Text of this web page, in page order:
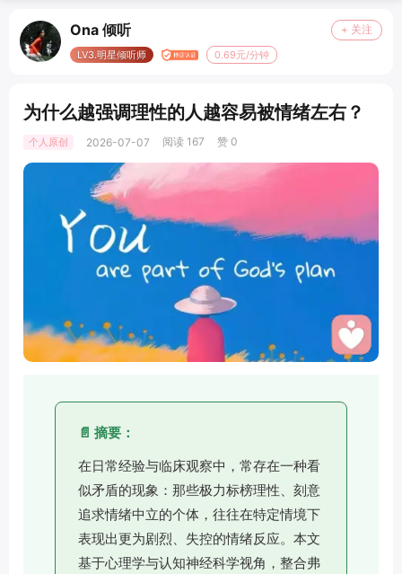
Ona 倾听 + 关注
LV3.明星倾听师 0.69元/分钟
为什么越强调理性的人越容易被情绪左右？
个人原创 2026-07-07 阅读 167 赞 0
📄 摘要：
在日常经验与临床观察中，常存在一种看
似矛盾的现象：那些极力标榜理性、刻意
追求情绪中立的个体，往往在特定情境下
表现出更为剧烈、失控的情绪反应。本文
基于心理学与认知神经科学视角，整合弗